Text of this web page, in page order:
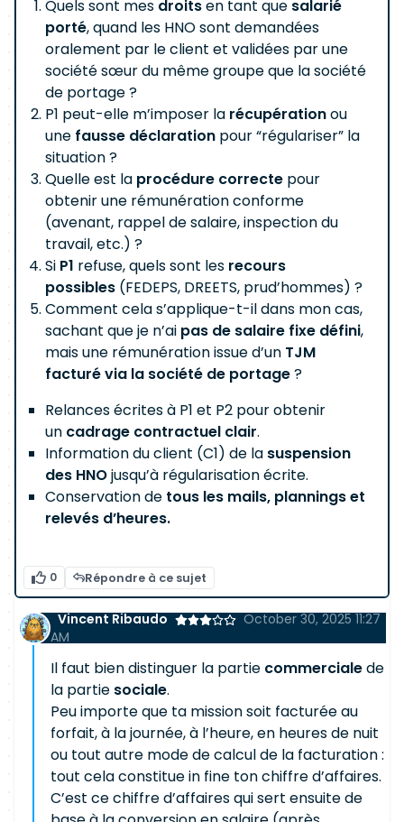
Quels sont mes droitsen tant que salarié
porté, quand les HNO sont demandées
oralement par le client et validées par une
société sœur du même groupe que la société
de portage ?
P1 peut-elle m’imposer la récupérationou
une fausse déclaration pour “régulariser” la
situation ?
Quelle est la procédure correcte pour
obtenir une rémunération conforme
(avenant, rappel de salaire, inspection du
travail, etc.) ?
Si P1 refuse, quels sont les recours
possibles (FEDEPS, DREETS, prud’hommes) ?
Comment cela s’applique-t-il dans mon cas,
sachant que je n’ai pas de salaire fixe défini,
mais une rémunération issue d’un TJM
facturé via la société de portage?
Relances écrites à P1 et P2 pour obtenir
un cadrage contractuel clair.
Information du client (C1) de la suspension
des HNOjusqu’à régularisation écrite.
Conservation de tous les mails, plannings et
relevés d’heures.
0 Répondre à ce sujet
Vincent Ribaudo
October 30, 2025 11:27
AM
Il faut bien distinguer la partie commercialede
la partie sociale.
Peu importe que ta mission soit facturée au
forfait, à la journée, à l’heure, en heures de nuit
ou tout autre mode de calcul de la facturation :
tout cela constitue in fine ton chiffre d’affaires.
C’est ce chiffre d’affaires qui sert ensuite de